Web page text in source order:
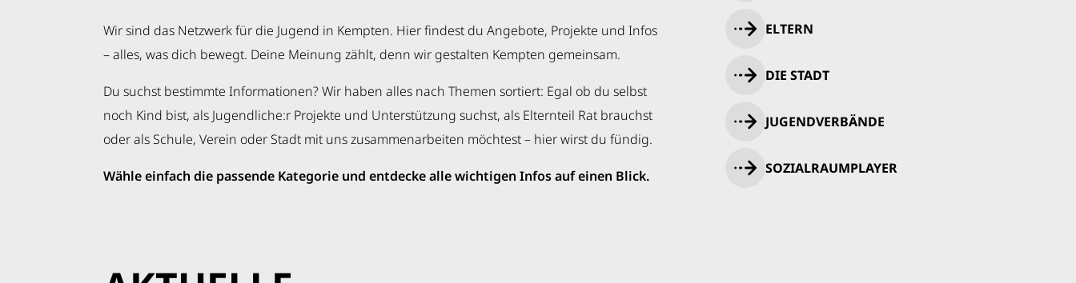
Wir sind das Netzwerk für die Jugend in Kempten. Hier findest du Angebote, Projekte und Infos
– alles, was dich bewegt. Deine Meinung zählt, denn wir gestalten Kempten gemeinsam.
Du suchst bestimmte Informationen? Wir haben alles nach Themen sortiert: Egal ob du selbst
noch Kind bist, als Jugendliche:r Projekte und Unterstützung suchst, als Elternteil Rat brauchst
oder als Schule, Verein oder Stadt mit uns zusammenarbeiten möchtest – hier wirst du fündig.
Wähle einfach die passende Kategorie und entdecke alle wichtigen Infos auf einen Blick.
ELTERN
DIE STADT
JUGENDVERBÄNDE
SOZIALRAUMPLAYER